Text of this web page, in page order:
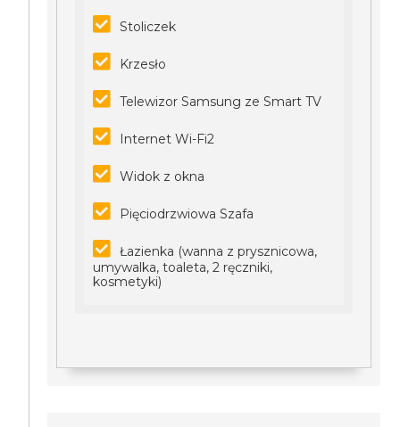
Stoliczek
Krzesło
Telewizor Samsung ze Smart TV
Internet Wi-Fi2
Widok z okna
Pięciodrzwiowa Szafa
Łazienka (wanna z prysznicowa,
umywalka, toaleta, 2 ręczniki,
kosmetyki)